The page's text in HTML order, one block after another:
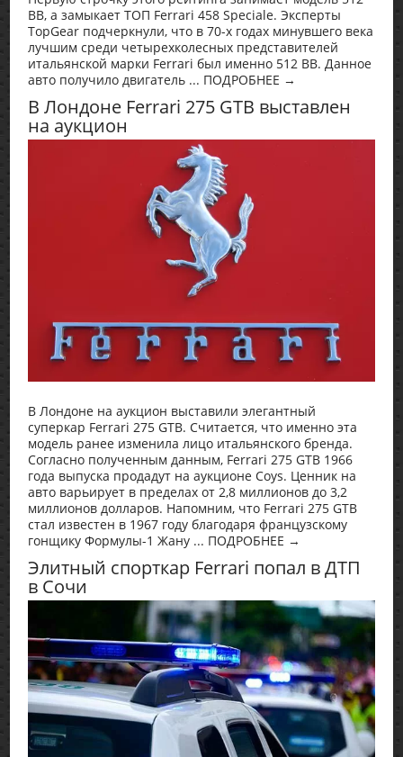
BB, а замыкает ТОП Ferrari 458 Speciale. Эксперты
TopGear подчеркнули, что в 70-х годах минувшего века
лучшим среди четырехколесных представителей
итальянской марки Ferrari был именно 512 BB. Данное
авто получило двигатель ... ПОДРОБНЕЕ →
В Лондоне Ferrari 275 GTB выставлен
на аукцион
В Лондоне на аукцион выставили элегантный
суперкар Ferrari 275 GTB. Считается, что именно эта
модель ранее изменила лицо итальянского бренда.
Согласно полученным данным, Ferrari 275 GTB 1966
года выпуска продадут на аукционе Coys. Ценник на
авто варьирует в пределах от 2,8 миллионов до 3,2
миллионов долларов. Напомним, что Ferrari 275 GTB
стал известен в 1967 году благодаря французскому
гонщику Формулы-1 Жану ... ПОДРОБНЕЕ →
Элитный спорткар Ferrari попал в ДТП
в Сочи